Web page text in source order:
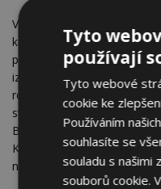
Veškeré tepelné izolace
krovů bez mezer. Rohože
prohnout a tyto nežádoucí
izolace zařezávat větší a
roštem konstrukce nebo
stříkanou, která se
Bezchybná práce platí pro
Krytina, oplechování,
na vnějším plášti musí být
Tyto
používají
Tyto webové
cookie ke
Používáním
souhlasíte se
souladu s našimi
souborů cookie.